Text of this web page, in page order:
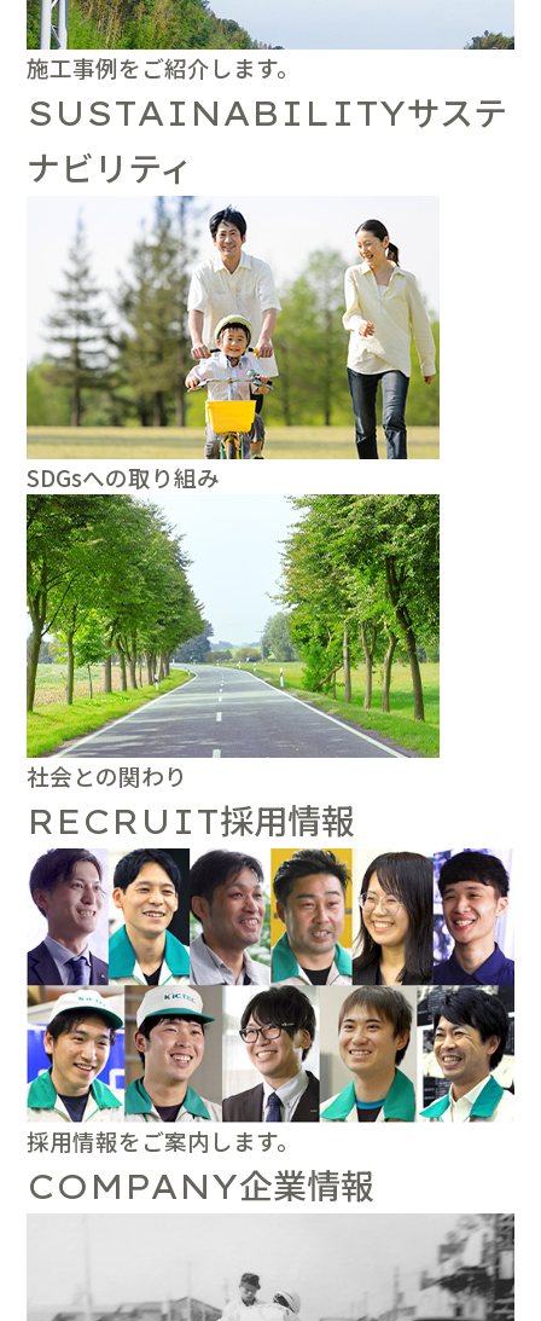
施工事例をご紹介します。
SUSTAINABILITYサステ
ナビリティ
SDGsへの取り組み
社会との関わり
RECRUIT採用情報
採用情報をご案内します。
COMPANY企業情報